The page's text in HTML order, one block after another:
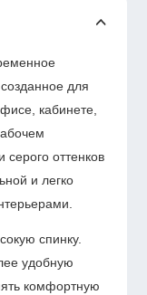
для
кабинете,
серого оттенков
и легко
спинку.
удобную
комфортную